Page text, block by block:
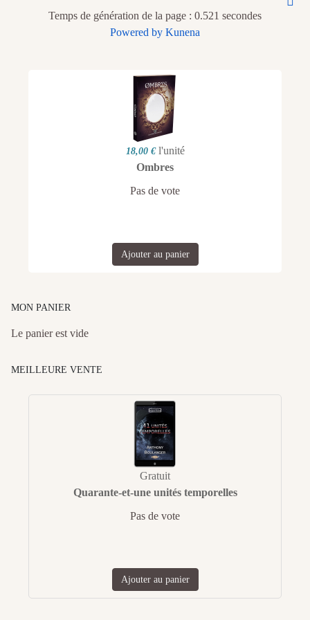
Temps de génération de la page : 0.521 secondes
Powered by Kunena
18,00 € l'unité
Ombres
Pas de vote
Ajouter au panier
MON PANIER
Le panier est vide
MEILLEURE VENTE
Gratuit
Quarante-et-une unités temporelles
Pas de vote
Ajouter au panier